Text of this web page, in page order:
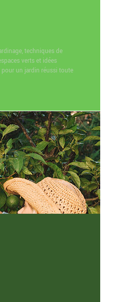
techniques de
verts et idées
pour un jardin réussi toute